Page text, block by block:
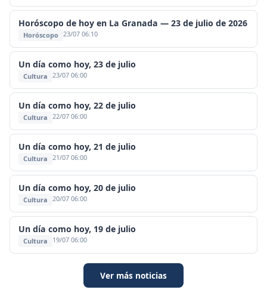
Horóscopo de hoy en La Granada — 23 de julio de 2026
Horóscopo 23/07 06:10
Un día como hoy, 23 de julio
Cultura 23/07 06:00
Un día como hoy, 22 de julio
Cultura 22/07 06:00
Un día como hoy, 21 de julio
Cultura 21/07 06:00
Un día como hoy, 20 de julio
Cultura 20/07 06:00
Un día como hoy, 19 de julio
Cultura 19/07 06:00
Ver más noticias